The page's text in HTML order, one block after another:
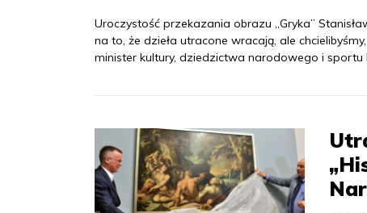
Uroczystość przekazania obrazu „Gryka”
na to, że dzieła utracone wracają, ale
minister kultury, dziedzictwa narodowego i sportu